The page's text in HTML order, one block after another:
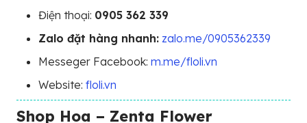
Điện thoại: 0905 362 339
Zalo đặt hàng nhanh: zalo.me/0905362339
Messeger Facebook: m.me/floli.vn
Website: floli.vn
Shop Hoa – Zenta Flower